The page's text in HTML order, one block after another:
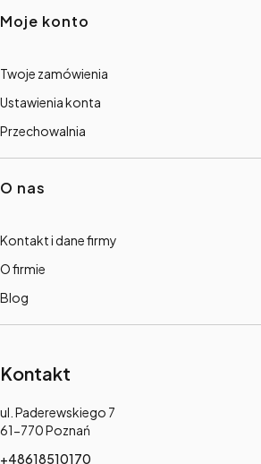
Moje konto
Twoje zamówienia
Ustawienia konta
Przechowalnia
O nas
Kontakt i dane firmy
O firmie
Blog
Kontakt
Adres:
ul. Paderewskiego 7
61-770 Poznań
+48618510170